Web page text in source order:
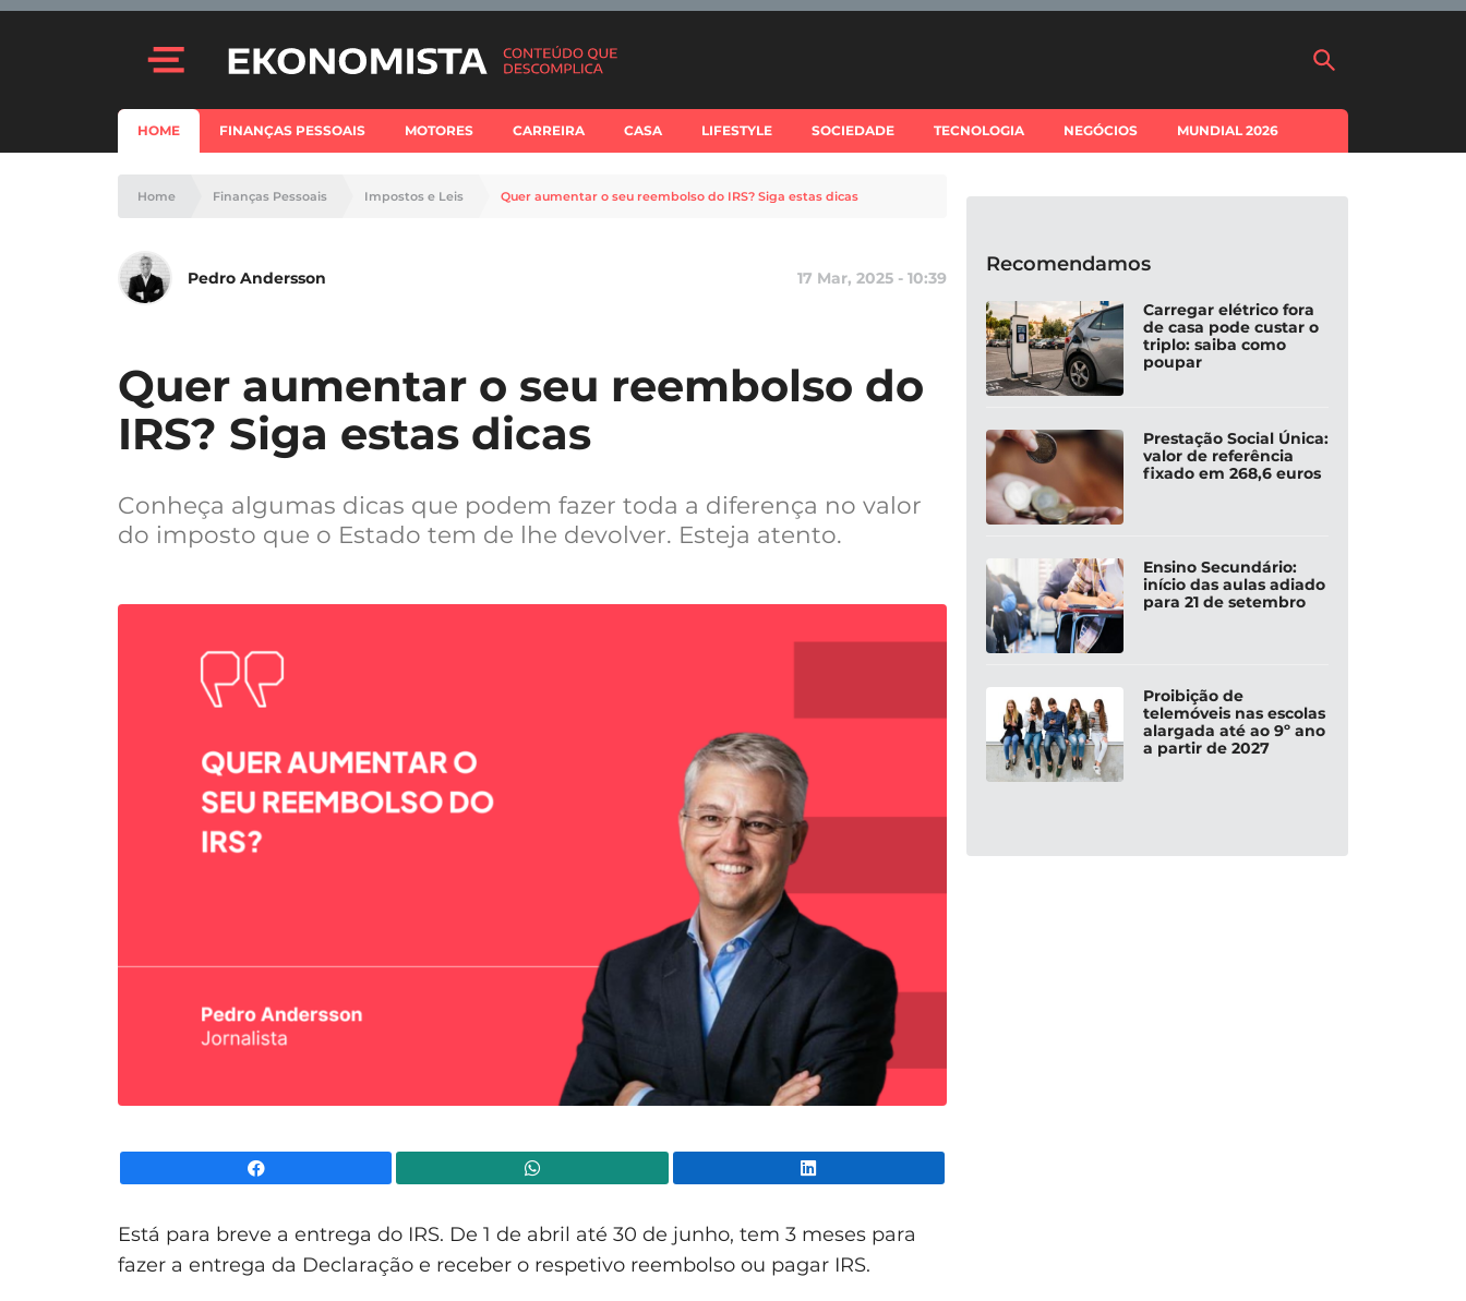
HOME FINANÇAS PESSOAIS MOTORES CARREIRA CASA LIFESTYLE SOCIEDADE TECNOLOGIA NEGÓCIOS MUNDIAL 2026
Home Finanças Pessoais Impostos e Leis Quer aumentar o seu reembolso do IRS? Siga estas dicas
Pedro Andersson 17 Mar, 2025 - 10:39
Quer aumentar o seu reembolso do
IRS? Siga estas dicas
Conheça algumas dicas que podem fazer toda a diferença no valor
do imposto que o Estado tem de lhe devolver. Esteja atento.
Está para breve a entrega do IRS. De 1 de abril até 30 de junho, tem 3 meses para
fazer a entrega da Declaração e receber o respetivo reembolso ou pagar IRS.
Recomendamos
Carregar elétrico fora
de casa pode custar o
triplo: saiba como
poupar
Prestação Social Única:
valor de referência
fixado em 268,6 euros
Ensino Secundário:
início das aulas adiado
para 21 de setembro
Proibição de
telemóveis nas escolas
alargada até ao 9º ano
a partir de 2027